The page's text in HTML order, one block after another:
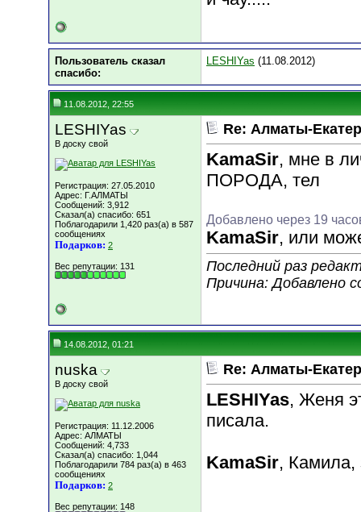
Пользователь сказал
cпасибо:
LESHIYas (11.08.2012)
11.08.2012, 22:55
LESHIYas
В доску свой
Регистрация: 27.05.2010
Адрес: Г.АЛМАТЫ
Сообщений: 3,912
Сказал(а) спасибо: 651
Поблагодарили 1,420 раз(а) в 587
сообщениях
Подарков: 2
Вес репутации: 131
Re: Алматы-
KamaSir, мне в
ПОРОДА, тел
Добавлено через 19
KamaSir, или
Последний раз
Причина: Добавлено
14.08.2012, 01:21
nuska
В доску свой
Регистрация: 11.12.2006
Адрес: АЛМАТЫ
Сообщений: 4,733
Сказал(а) спасибо: 1,044
Поблагодарили 784 раз(а) в 463
сообщениях
Подарков: 2
Вес репутации: 148
Re: Алматы-
LESHIYas, Женя
писала.
KamaSir, Камила,